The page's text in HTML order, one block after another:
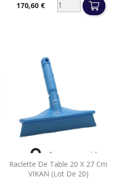
170,60 €
Raclette De Table 20 X 27 Cm
VIKAN (lot De 20)
 Aperçu rapide